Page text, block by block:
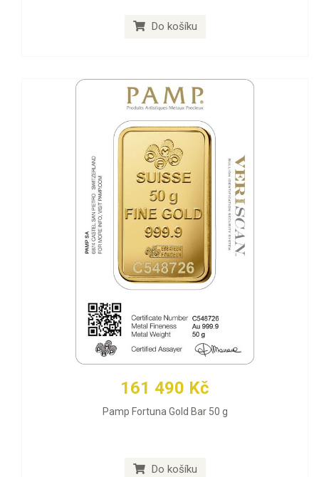
Do košíku
161 490 Kč
Pamp Fortuna Gold Bar 50 g
Do košíku